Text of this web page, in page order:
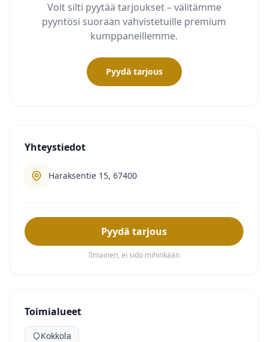
Voit silti pyytää tarjoukset – välitämme
pyyntösi suoraan vahvistetuille premium
kumppaneillemme.
Pyydä tarjous
Yhteystiedot
Haraksentie 15, 67400
Pyydä tarjous
Ilmainen, ei sido mihinkään
Toimialueet
Kokkola